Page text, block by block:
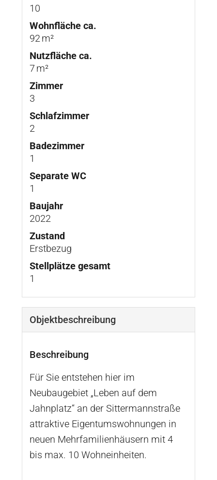
10
Wohnfläche ca.
92 m²
Nutzfläche ca.
7 m²
Zimmer
3
Schlafzimmer
2
Badezimmer
1
Separate WC
1
Baujahr
2022
Zustand
Erstbezug
Stellplätze gesamt
1
Objekt­beschreibung
Beschreibung
Für Sie entstehen hier im
Neubaugebiet „Leben auf dem
Jahnplatz“ an der Sittermannstraße
attraktive Eigentumswohnungen in
neuen Mehrfamilienhäusern mit 4
bis max. 10 Wohneinheiten.